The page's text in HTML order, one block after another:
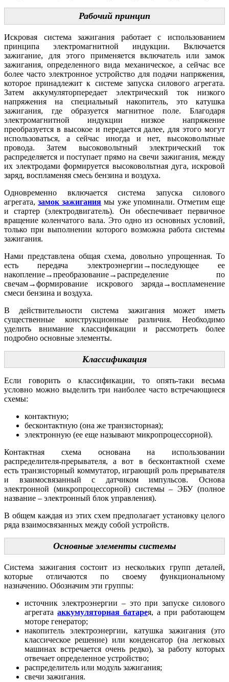
Рабочий принцип
Искровая система зажигания работает с использованием
принципа электромагнитной индукции. Включается
зажигание, для этого применяется включатель или замок
зажигания, определенного вида механическое, а сейчас все
более часто электронное устройство для подачи напряжения,
которое принадлежит к системе запуска силового агрегата.
Затем аккумуляторпередает электрический ток низкого
напряжения на специальный накопитель, это катушка
зажигания, где образуется магнитное поле. Благодаря
электромагнитной индукции низкое напряжение
преобразуется в высокое и передается далее, для этого могут
использоваться, а сейчас иногда и нет, высоковольтные
провода. Затем высоковольтный электрический ток
распределяется и поступает прямо на свечи зажигания, между
их электродами формируется высоковольтная дуга, искровой
заряд, воспламеняя смесь бензина и воздуха.
Одновременно включается система запуска силового
агрегата,замок зажигания мы уже упоминали. Отметим еще
и стартер (электродвигатель). Он обеспечивает первичное
вращение коленчатого вала. Это одно из основных условий,
только при выполнении которого возможна работа системы
зажигания.
Нами представлена общая схема, довольно упрощенная. То
есть передача электроэнергии→последующее ее
накопление→преобразование→распределение по
свечам→формирование искрового заряда→воспламенение
смеси бензина и воздуха.
В действительности система зажигания может иметь
существенные конструкционные различия. Необходимо
уделить внимание классификации и рассмотреть более
подробно основные элементы.
Классификация
Если говорить о классификации, то опять-таки весьма
условно можно выделить три наиболее часто встречающиеся
схемы:
контактную;
бесконтактную (она же транзисторная);
электронную (ее еще называют микропроцессорной).
Контактная схема основана на использовании
распределителя-прерывателя, а вот в бесконтактной схеме
есть транзисторный коммутатор, играющий роль прерывателя
и взаимосвязанный с датчиком импульсов. Основа
электронной (микропроцессорной) системы – ЭБУ (полное
название – электронный блок управления).
В общем каждая из этих схем предполагает установку целого
ряда взаимосвязанных между собой устройств.
Основные элементы системы
Система зажигания состоит из нескольких групп деталей,
которые отличаются по своему функциональному
назначению. Обозначим эти группы:
источник электроэнергии – это при запуске силового
агрегата аккумуляторная батарея, а при работающем
моторе генератор;
накопитель электроэнергии, катушка зажигания (это
классическое решение) или конденсатор (на легковых
машинах встречается очень редко), за работу которых
отвечает определенное устройство;
распределитель или модуль зажигания;
свечи зажигания.